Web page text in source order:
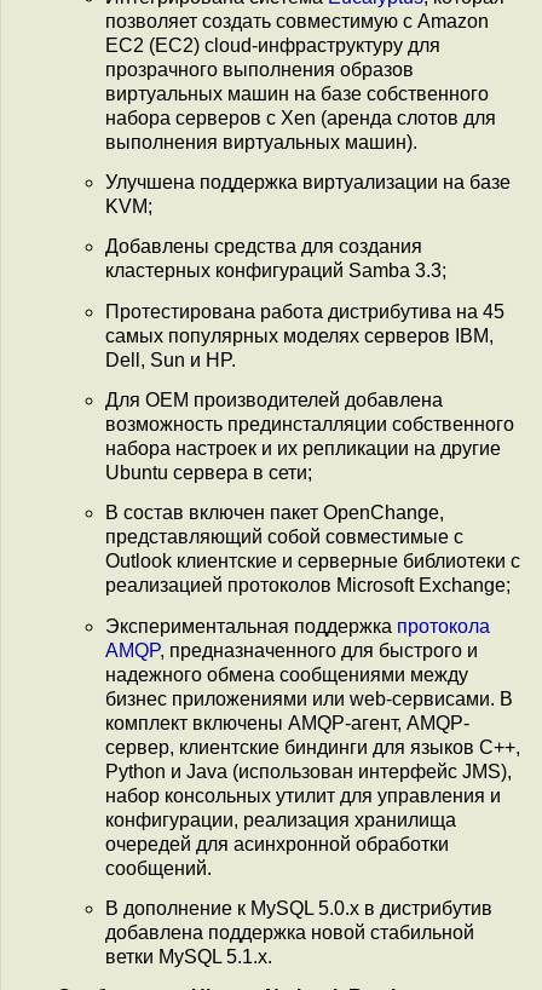
позволяет создать совместимую с Amazon
EC2 (EC2) cloud-инфраструктуру для
прозрачного выполнения образов
виртуальных машин на базе собственного
набора серверов с Xen (аренда слотов для
выполнения виртуальных машин).
Улучшена поддержка виртуализации на базе
KVM;
Добавлены средства для создания
кластерных конфигураций Samba 3.3;
Протестирована работа дистрибутива на 45
самых популярных моделях серверов IBM,
Dell, Sun и HP.
Для OEM производителей добавлена
возможность прединсталляции собственного
набора настроек и их репликации на другие
Ubuntu сервера в сети;
В состав включен пакет OpenChange,
представляющий собой совместимые с
Outlook клиентские и серверные библиотеки с
реализацией протоколов Microsoft Exchange;
Экспериментальная поддержка протокола
AMQP, предназначенного для быстрого и
надежного обмена сообщениями между
бизнес приложениями или web-сервисами. В
комплект включены AMQP-агент, AMQP-
сервер, клиентские биндинги для языков C++,
Python и Java (использован интерфейс JMS),
набор консольных утилит для управления и
конфигурации, реализация хранилища
очередей для асинхронной обработки
сообщений.
В дополнение к MySQL 5.0.x в дистрибутив
добавлена поддержка новой стабильной
ветки MySQL 5.1.x.